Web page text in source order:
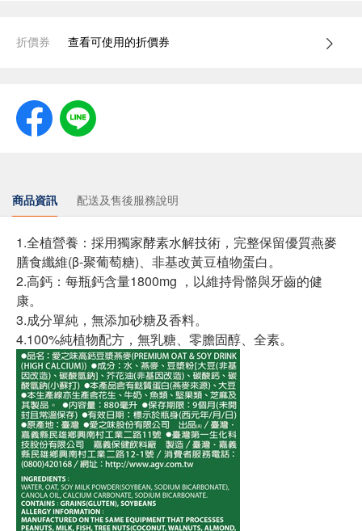
折價券 查看可使用的折價券
商品資訊 配送及售後服務說明
1.全植營養：採用獨家酵素水解技術，完整保留優質燕麥
膳食纖維(β-聚葡萄糖)、非基改黃豆植物蛋白。
2.高鈣：每瓶鈣含量1800mg ，以維持骨骼與牙齒的健
康。
3.成分單純，無添加砂糖及香料。
4.100%純植物配方，無乳糖、零膽固醇、全素。